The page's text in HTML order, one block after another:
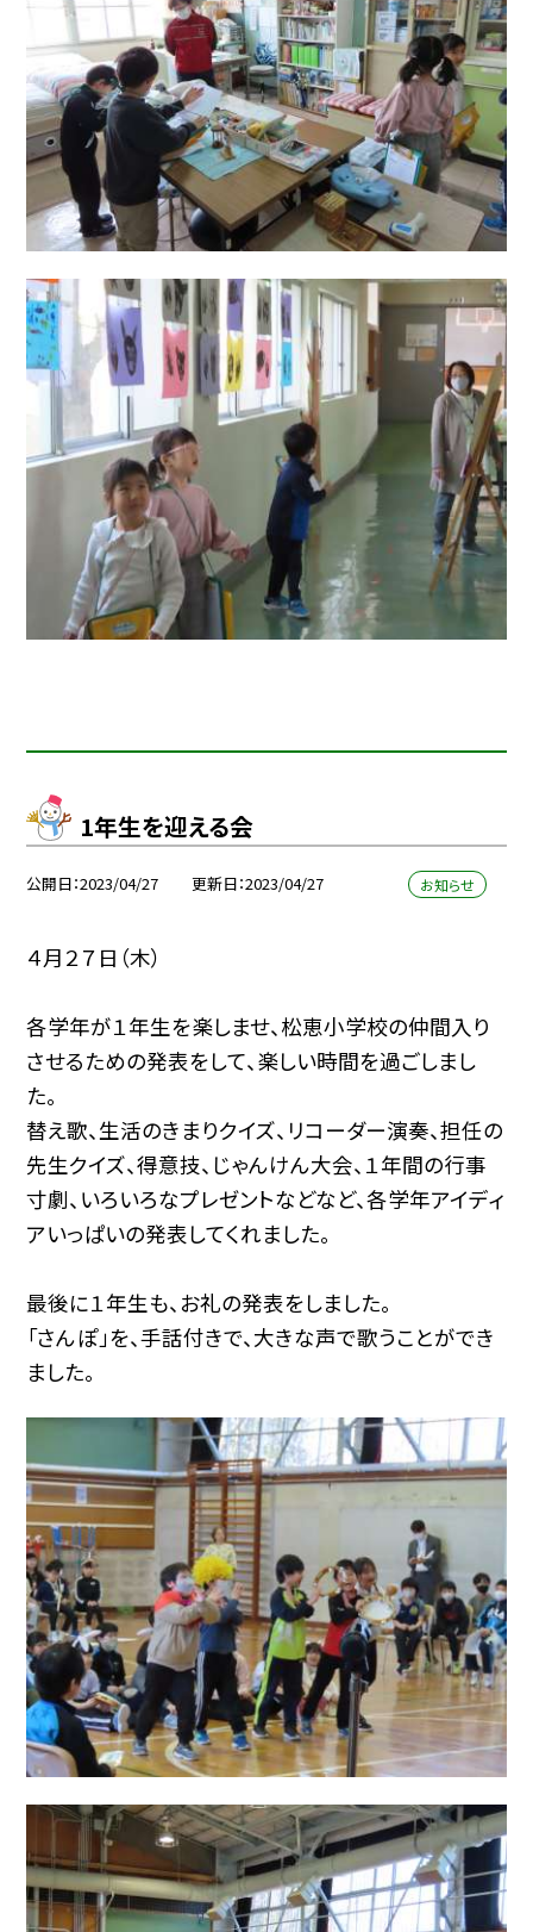
1年生を迎える会
公開日 2023/04/27 更新日 2023/04/27 お知らせ
４月２７日（木）
各学年が１年生を楽しませ、松恵小学校の仲間入り
させるための発表をして、楽しい時間を過ごしまし
た。
替え歌、生活のきまりクイズ、リコーダー演奏、担任の
先生クイズ、得意技、じゃんけん大会、１年間の行事
寸劇、いろいろなプレゼントなどなど、各学年アイディ
アいっぱいの発表してくれました。
最後に１年生も、お礼の発表をしました。
「さんぽ」を、手話付きで、大きな声で歌うことができ
ました。